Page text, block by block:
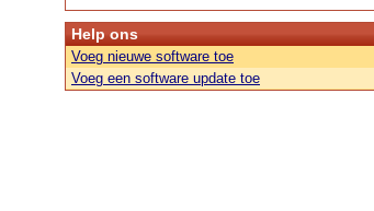
Help ons
Voeg nieuwe software toe
Voeg een software update toe